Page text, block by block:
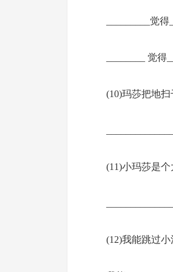
_________觉
________ 觉得
(10)玛莎把地扫
(11)小玛莎是个
(12)我能跳过小